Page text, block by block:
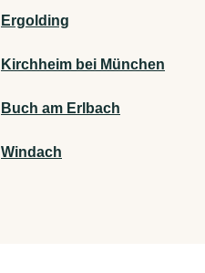
Ergolding
Kirchheim bei München
Buch am Erlbach
Windach